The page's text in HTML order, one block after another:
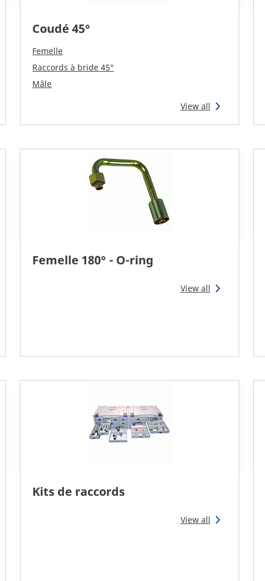
Coudé 45°
Femelle
Raccords à bride 45°
Mâle
View all
Femelle 180° - O-ring
View all
Kits de raccords
View all